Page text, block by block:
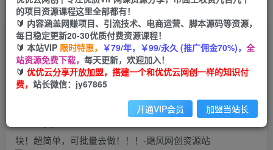
（10413期）2024抖音最新风口！操作一单几百
块！超简单，可批量去做！！！
优优云网创
2年前发布
关注 私信
57 0
的项目资源课程这里全部都有！
🔰 内容涵盖网赚项目、引流技术、电商运营、脚本源码等资源，
每日稳定更新20-30优质付费资源课程！
🔰 本站VIP 限时特惠， ￥79/年，￥99/永久 (推广佣金70%)， 全
站资源免费下载， 每天更新，欢迎加入！
🔰 优优云分享开放加盟，搭建一个和优优云网创一样的知识付
费， 站长微信：jy67865
开通VIP会员 加盟当站长